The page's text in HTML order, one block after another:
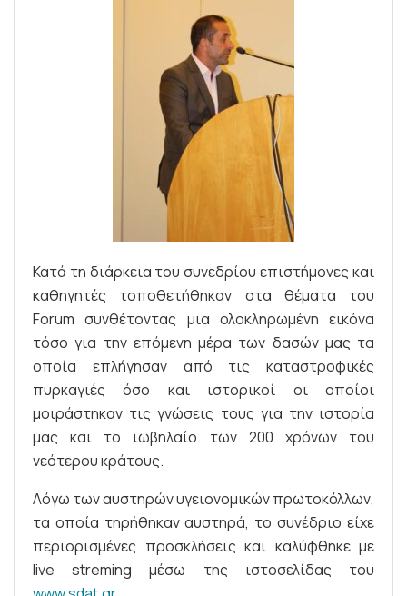
Κατά τη διάρκεια του συνεδρίου επιστήμονες και
καθηγητές τοποθετήθηκαν στα θέματα του
Forum συνθέτοντας μια ολοκληρωμένη εικόνα
τόσο για την επόμενη μέρα των δασών μας τα
οποία επλήγησαν από τις καταστροφικές
πυρκαγιές όσο και ιστορικοί οι οποίοι
μοιράστηκαν τις γνώσεις τους για την ιστορία
μας και το ιωβηλαίο των 200 χρόνων του
νεότερου κράτους.
Λόγω των αυστηρών υγειονομικών πρωτοκόλλων,
τα οποία τηρήθηκαν αυστηρά, το συνέδριο είχε
περιορισμένες προσκλήσεις και καλύφθηκε με
live streming μέσω της ιστοσελίδας του